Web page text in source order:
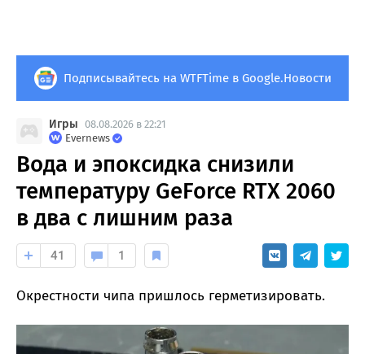
Подписывайтесь на WTFTime в Google.Новости
Игры 08.08.2026 в 22:21
Evernews
Вода и эпоксидка снизили
температуру GeForce RTX 2060
в два с лишним раза
41 1
Окрестности чипа пришлось герметизировать.